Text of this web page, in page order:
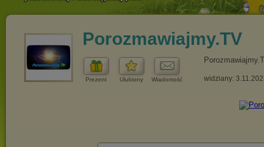
Porozmawiajmy.TV
Prezent Ulubiony Wiadomość widziany: